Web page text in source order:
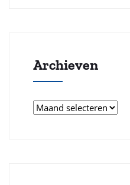
Archieven
Archieven